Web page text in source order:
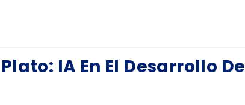
IA En El Desarrollo De